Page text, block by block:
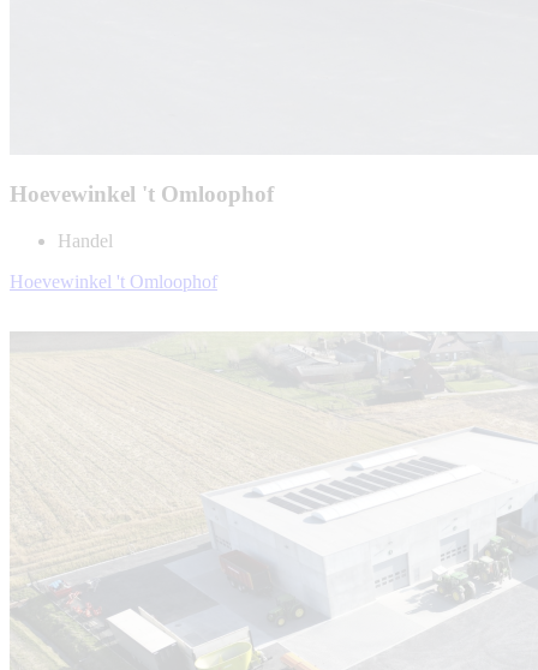
Hoevewinkel 't Omloophof
Handel
Hoevewinkel 't Omloophof